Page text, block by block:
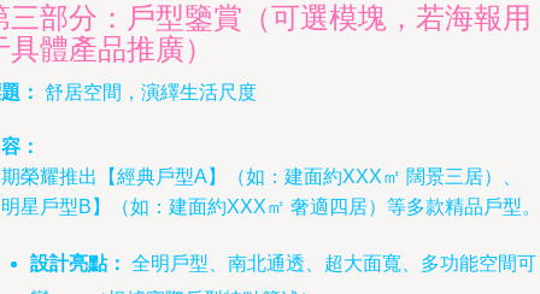
三部分：戶型鑒賞（可選模塊，若海報用
具體產品推廣）
： 舒居空間，演繹生活尺度
：
榮耀推出【經典戶型A】（如：建面約XXX㎡ 闊景三居）、
星戶型B】（如：建面約XXX㎡ 奢適四居）等多款精品戶型。
設計亮點： 全明戶型、南北通透、超大面寬、多功能空間可